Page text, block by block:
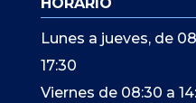
Lunes a jueves, de
17:30
Viernes de 08:30 a